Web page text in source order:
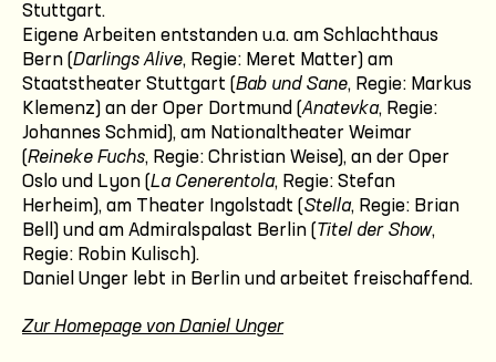
Stuttgart.
Eigene Arbeiten entstanden u.a. am Schlachthaus
Bern (Darlings Alive, Regie: Meret Matter) am
Staatstheater Stuttgart (Bab und Sane, Regie: Markus
Klemenz) an der Oper Dortmund (Anatevka, Regie:
Johannes Schmid), am Nationaltheater Weimar
(Reineke Fuchs, Regie: Christian Weise), an der Oper
Oslo und Lyon (La Cenerentola, Regie: Stefan
Herheim), am Theater Ingolstadt (Stella, Regie: Brian
Bell) und am Admiralspalast Berlin (Titel der Show,
Regie: Robin Kulisch).
Daniel Unger lebt in Berlin und arbeitet freischaffend.
Zur Homepage von Daniel Unger